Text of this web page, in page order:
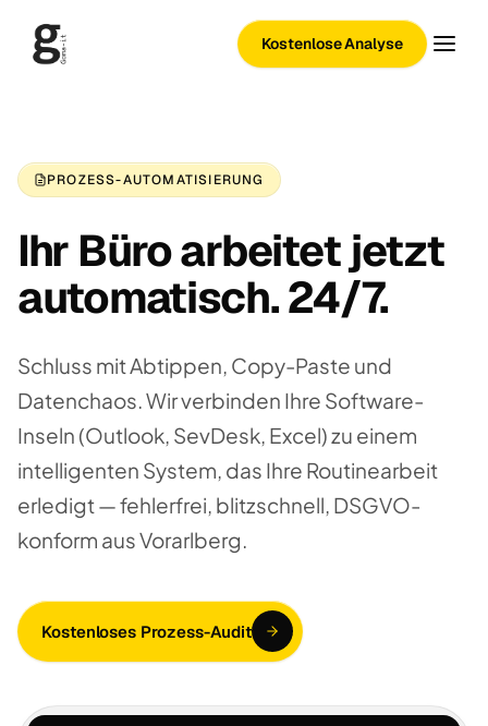
Kostenlose Analyse
PROZESS-AUTOMATISIERUNG
Ihr Büro arbeitet jetzt
automatisch. 24/7.
Schluss mit Abtippen, Copy-Paste und
Datenchaos. Wir verbinden Ihre Software-
Inseln (Outlook, SevDesk, Excel) zu einem
intelligenten System, das Ihre Routinearbeit
erledigt — fehlerfrei, blitzschnell, DSGVO-
konform aus Vorarlberg.
Kostenloses Prozess-Audit